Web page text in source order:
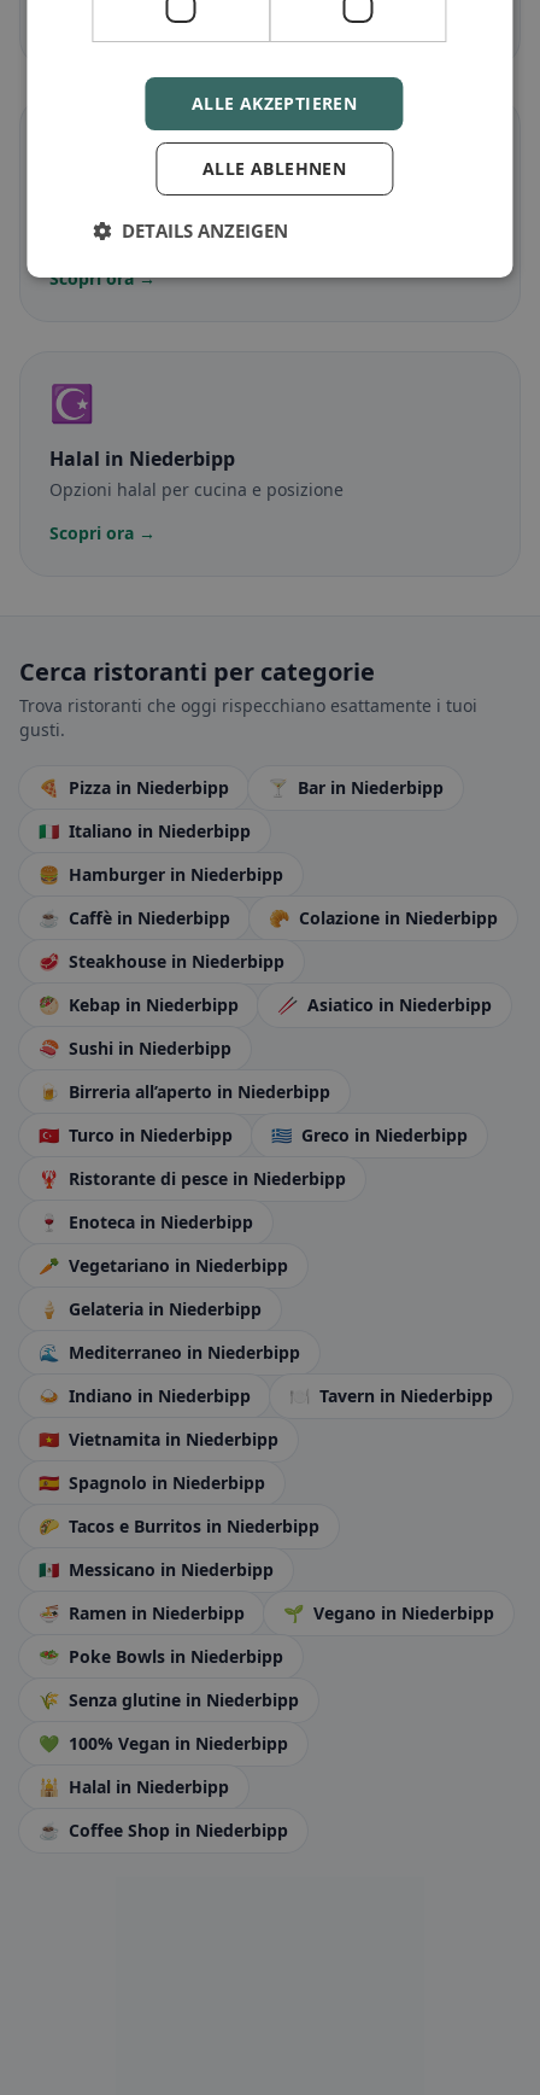
Senza glutinein Niederbipp
Opzioni senza glutine e consigli della community
Scopri ora →
☪️
Halal in Niederbipp
Opzioni halal per cucina e posizione
Scopri ora →
Cerca ristoranti per categorie
Trova ristoranti che oggi rispecchiano esattamente i tuoi
gusti.
🍕 Pizza in Niederbipp 🍸 Bar in Niederbipp
🇮🇹 Italiano in Niederbipp
🍔 Hamburger in Niederbipp
☕ Caffè in Niederbipp 🥐 Colazione in Niederbipp
🥩 Steakhouse in Niederbipp
🥙 Kebap in Niederbipp 🥢 Asiatico in Niederbipp
🍣 Sushi in Niederbipp
🍺 Birreria all’aperto in Niederbipp
🇹🇷 Turco in Niederbipp 🇬🇷 Greco in Niederbipp
🦞 Ristorante di pesce in Niederbipp
🍷
Enoteca in Niederbipp
🥕 Vegetariano in Niederbipp
🍦
Gelateria in Niederbipp
🌊
Mediterraneo in Niederbipp
🍛 Indiano in Niederbipp 🍽️ Tavern in Niederbipp
🇻🇳 Vietnamita in Niederbipp
🇪🇸 Spagnolo in Niederbipp
🌮 Tacos e Burritos in Niederbipp
🇲🇽 Messicano in Niederbipp
🍜 Ramen in Niederbipp 🌱 Vegano in Niederbipp
🥗 Poke Bowls in Niederbipp
🌾 Senza glutine in Niederbipp
💚 100% Vegan in Niederbipp
🕌 Halal in Niederbipp
☕ Coffee Shop in Niederbipp
ALLE AKZEPTIEREN
ALLE ABLEHNEN
DETAILS ANZEIGEN